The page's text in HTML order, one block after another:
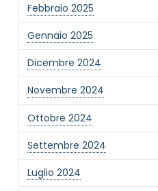
Febbraio 2025
Gennaio 2025
Dicembre 2024
Novembre 2024
Ottobre 2024
Settembre 2024
Luglio 2024
MAIL REFERENTE
MOTIVO DEL CONTATTO